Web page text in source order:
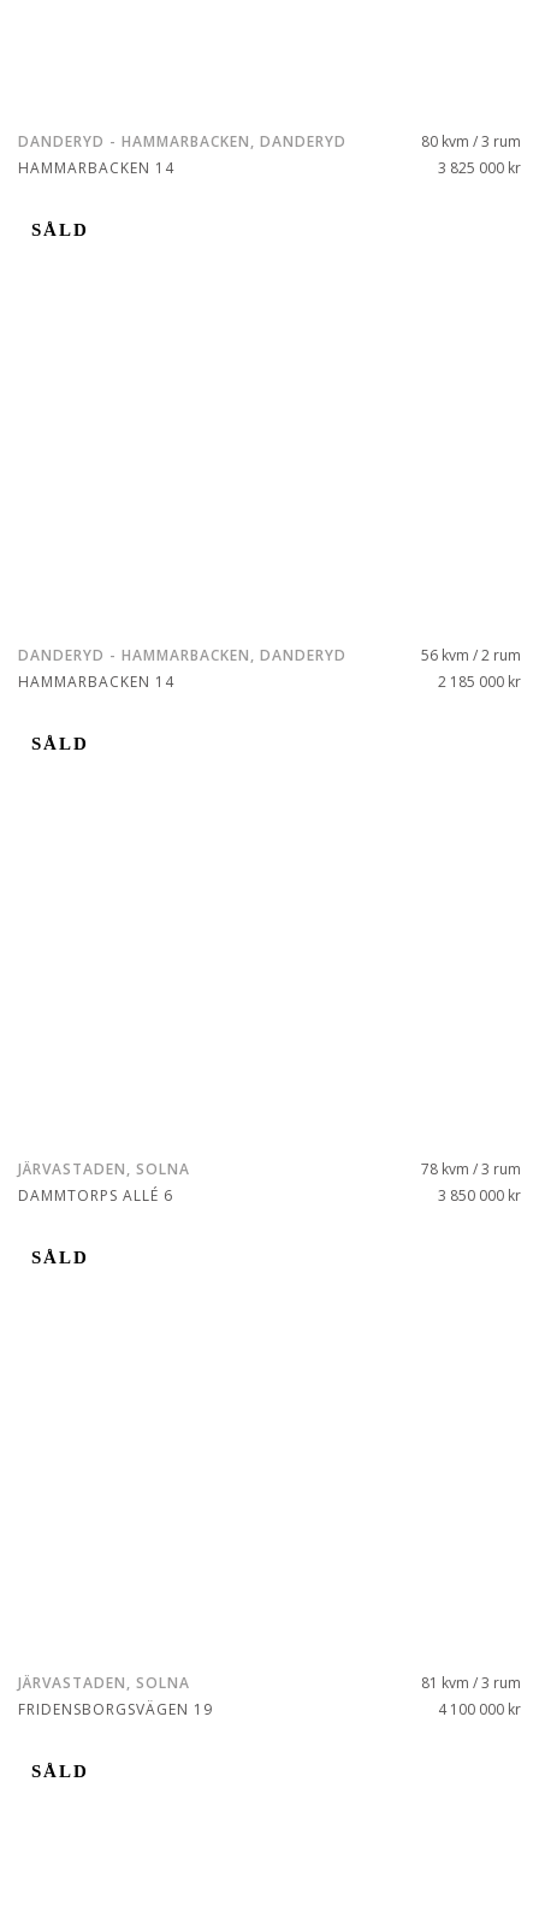
DANDERYD - HAMMARBACKEN, DANDERYD
HAMMARBACKEN 14
80 kvm / 3 rum
3 825 000 kr
SÅLD
DANDERYD - HAMMARBACKEN, DANDERYD
HAMMARBACKEN 14
56 kvm / 2 rum
2 185 000 kr
SÅLD
JÄRVASTADEN, SOLNA
DAMMTORPS ALLÉ 6
78 kvm / 3 rum
3 850 000 kr
SÅLD
JÄRVASTADEN, SOLNA
FRIDENSBORGSVÄGEN 19
81 kvm / 3 rum
4 100 000 kr
SÅLD